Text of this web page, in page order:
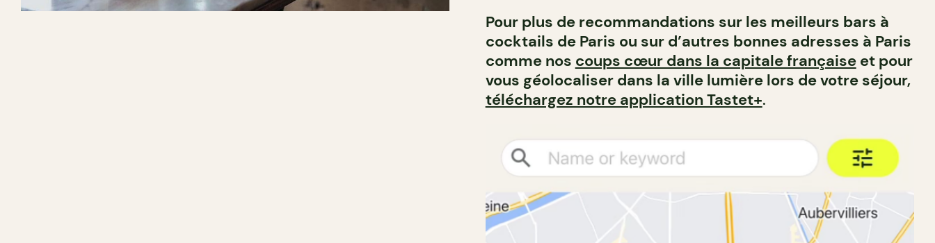
Pour plus de recommandations sur les meilleurs bars à
cocktails de Paris ou sur d’autres bonnes adresses à Paris
comme nos coups cœur dans la capitale françaiseet pour
vous géolocaliser dans la ville lumière lors de votre séjour,
téléchargez notre application Tastet+.